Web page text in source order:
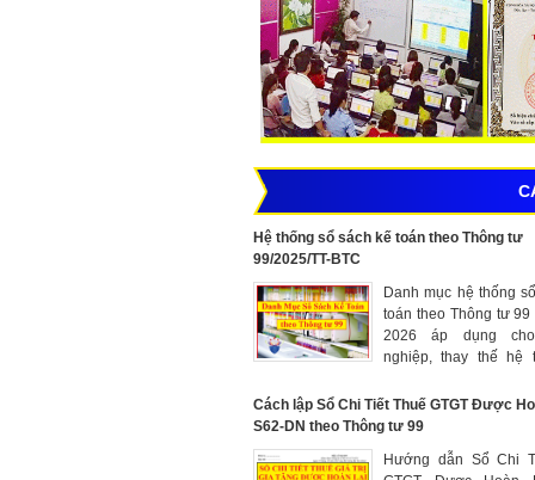
Hệ thống sổ sách kế toán theo Thông tư
99/2025/TT-BTC
Danh mục hệ thống
toán theo Thông tư
2026 áp dụng
nghiệp, thay thế hệ
Cách lập Sổ Chi Tiết Thuế GTGT Được
S62-DN theo Thông tư 99
Hướng dẫn Sổ Chi